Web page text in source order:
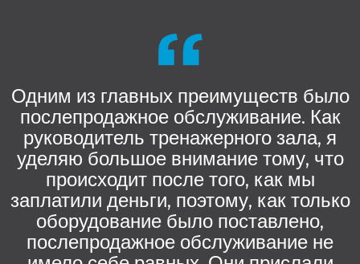
Одним из главных преимуществ было
послепродажное обслуживание. Как
руководитель тренажерного зала, я
уделяю большое внимание тому, что
происходит после того, как мы
заплатили деньги, поэтому, как только
оборудование было поставлено,
послепродажное обслуживание не